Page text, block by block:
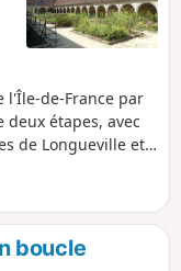
l'Île-de-France par
étapes, avec
de Longueville et
il est proposé
Dontilly, à peu
après une belle
peu plus varié et
boucle